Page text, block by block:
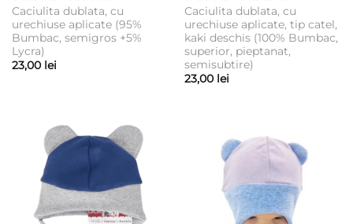
Caciulita dublata, cu
urechiuse aplicate (95%
Bumbac, semigros +5%
Lycra)
23,00 lei
Caciulita dublata, cu
urechiuse aplicate, tip catel,
kaki deschis (100% Bumbac,
superior, pieptanat,
semisubtire)
23,00 lei